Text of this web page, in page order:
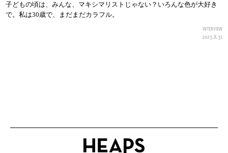
子どもの頃は、みんな、マキシマリストじゃない？いろんな色が大好き
で。私は30歳で、まだまだカラフル。
INTERVIEW
2023.8.31